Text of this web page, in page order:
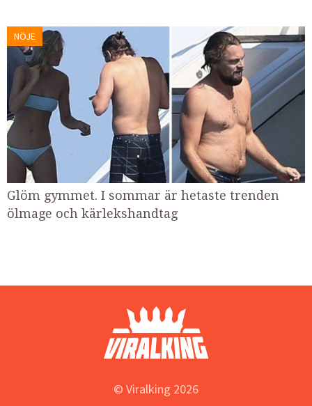
NÖJE
Glöm gymmet. I sommar är hetaste trenden
ölmage och kärlekshandtag
© Viralking 2026